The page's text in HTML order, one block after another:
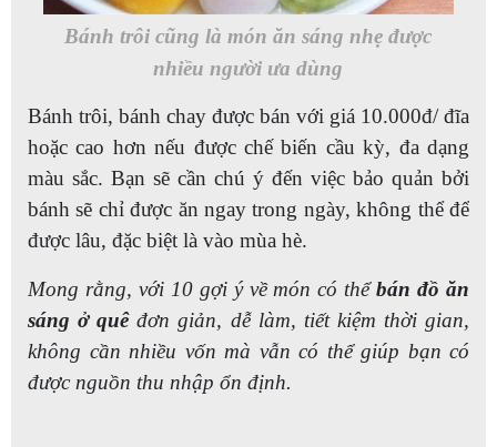
Bánh trôi cũng là món ăn sáng nhẹ được
nhiều người ưa dùng
Bánh trôi, bánh chay được bán với giá 10.000đ/ đĩa
hoặc cao hơn nếu được chế biến cầu kỳ, đa dạng
màu sắc. Bạn sẽ cần chú ý đến việc bảo quản bởi
bánh sẽ chỉ được ăn ngay trong ngày, không thể để
được lâu, đặc biệt là vào mùa hè.
Mong rằng, với 10 gợi ý về món có thểbán đồ ăn
sáng ở quêđơn giản, dễ làm, tiết kiệm thời gian,
không cần nhiều vốn mà vẫn có thể giúp bạn có
được nguồn thu nhập ổn định.